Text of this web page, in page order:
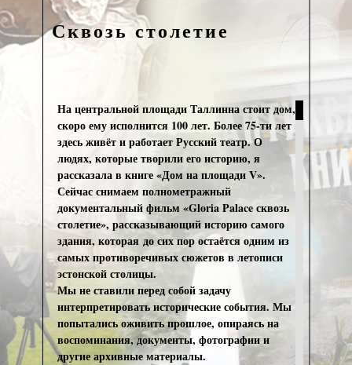
На центральной площади Таллинна стоит дом,
скоро ему исполнится 100 лет. Более 75-ти лет
здесь живёт и работает Русский театр. О
людях, которые творили его историю, я
рассказала в книге «Дом на площади V».
Сейчас снимаем полнометражный
документальный фильм «Gloria Palace сквозь
столетие», рассказывающий историю самого
здания, которая до сих пор остаётся одним из
самых противоречивых сюжетов в летописи
эстонской столицы.
Мы не ставили перед собой задачу
интерпретировать исторические события. Мы
попытались оживить прошлое, опираясь на
воспоминания, документы, фотографии и
другие архивные материалы.
Сквозь столетие